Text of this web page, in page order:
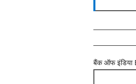
बैंक ऑफ इंडिया